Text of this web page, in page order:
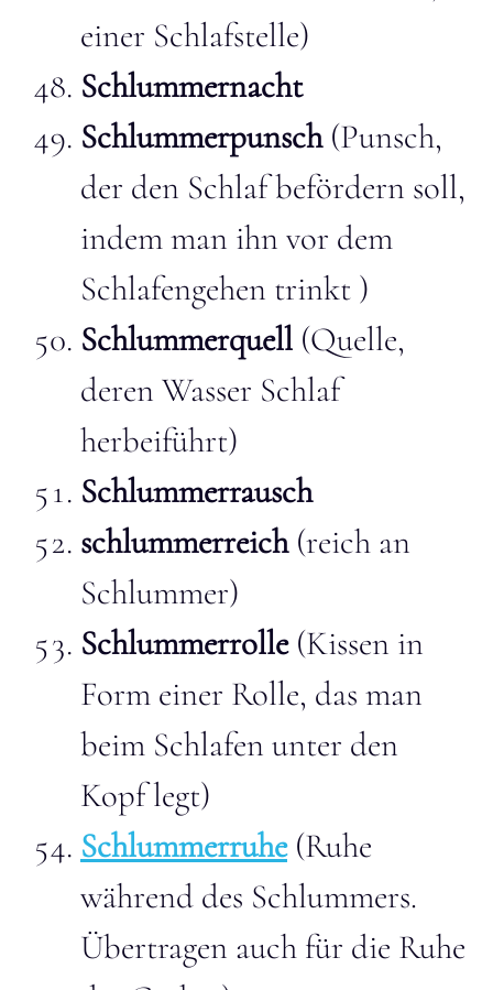
einer Schlafstelle)
Schlummernacht
Schlummerpunsch(Punsch,
der den Schlaf befördern soll,
indem man ihn vor dem
Schlafengehen trinkt )
Schlummerquell (Quelle,
deren Wasser Schlaf
herbeiführt)
Schlummerrausch
schlummerreich(reich an
Schlummer)
Schlummerrolle(Kissen in
Form einer Rolle, das man
beim Schlafen unter den
Kopf legt)
Schlummerruhe(Ruhe
während des Schlummers.
Übertragen auch für die Ruhe